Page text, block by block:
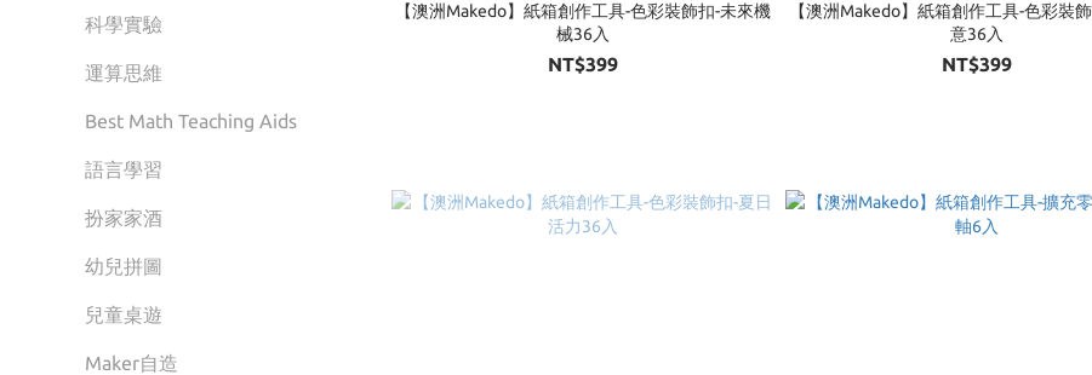
科學實驗
運算思維
Best Math Teaching Aids
語言學習
扮家家酒
幼兒拼圖
兒童桌遊
Maker自造
【澳洲Makedo】紙箱創作工具-色彩裝飾扣-未來機
械36入
NT$399
【澳洲Makedo】紙箱創作工具-色彩裝
意36入
NT$399